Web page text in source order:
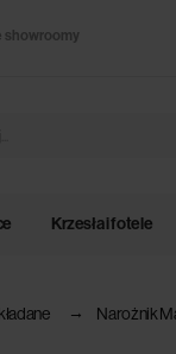
showroomy
Krzesła i fotele
Narożnik